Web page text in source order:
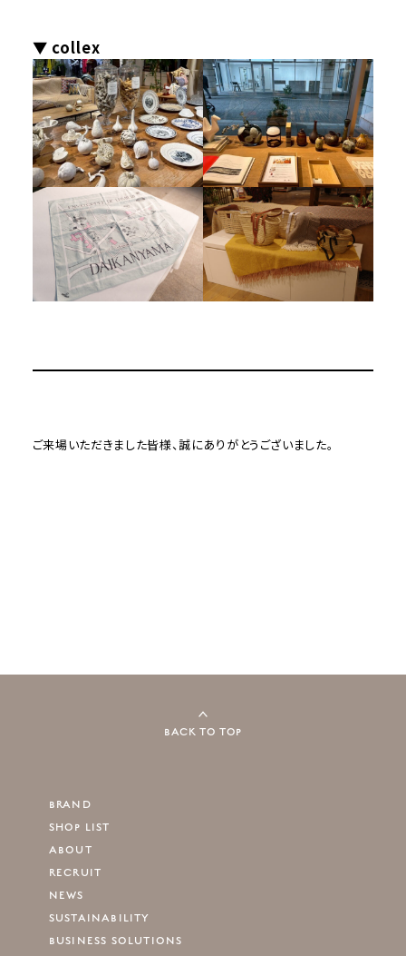
▼ collex
ご来場いただきました皆様、誠にありがとうございました。
BACK TO TOP
BRAND
SHOP LIST
ABOUT
RECRUIT
NEWS
SUSTAINABILITY
BUSINESS SOLUTIONS